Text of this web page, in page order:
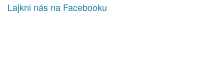
Lajkni nás na Facebooku